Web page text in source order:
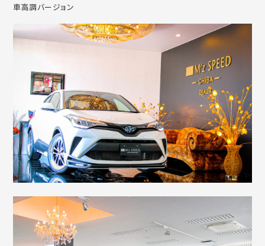
車高調バージョン